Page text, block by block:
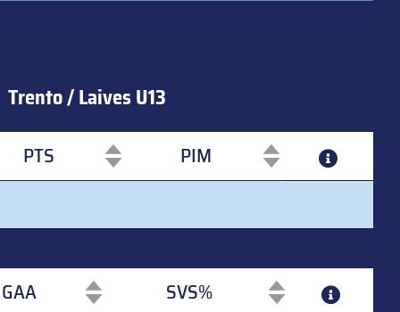
Trento / Laives U13
PTS
PIM
GAA
SVS%